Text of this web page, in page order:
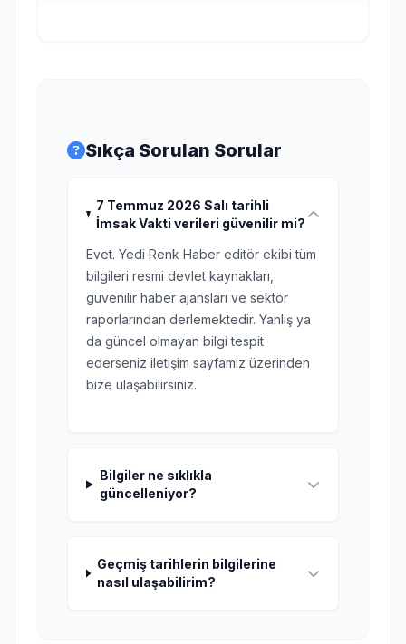
Sıkça Sorulan Sorular
7 Temmuz 2026 Salı tarihli
İmsak Vakti verileri güvenilir mi?
Evet. Yedi Renk Haber editör ekibi tüm
bilgileri resmi devlet kaynakları,
güvenilir haber ajansları ve sektör
raporlarından derlemektedir. Yanlış ya
da güncel olmayan bilgi tespit
ederseniz iletişim sayfamız üzerinden
bize ulaşabilirsiniz.
Bilgiler ne sıklıkla
güncelleniyor?
Geçmiş tarihlerin bilgilerine
nasıl ulaşabilirim?